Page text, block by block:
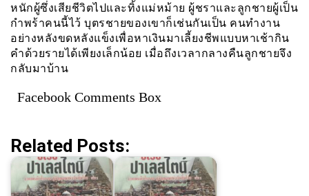
หนักผู้ซึ่งเสียชีวิตไปและทิ้งแม่หม้าย ผู้ชราและลูกชายผู้เป็น
กำพร้าคนนี้ไว้ บุตรชายของเขาก็เช่นกันเป็น คนทำงาน
อย่างหลังขดหลังแข็งเพื่อหาเงินมาเลี้ยงชีพแบบหาเช้ากิน
คำด้วยรายได้เพียงเล็กน้อย เมื่อถึงเวลากลางคืนลูกชายจึง
กลับมาบ้าน
Facebook Comments Box
Related Posts: